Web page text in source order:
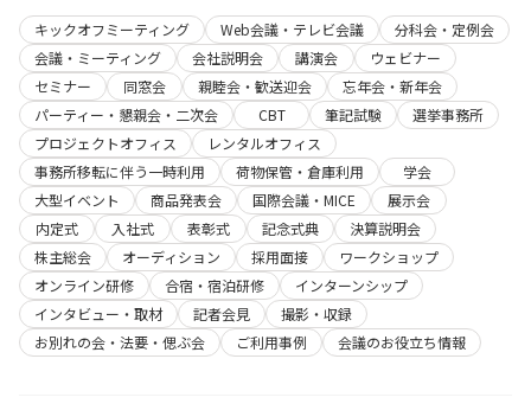
キックオフミーティング
Web会議・テレビ会議
分科会・定例会
会議・ミーティング
会社説明会 講演会
ウェビナー
セミナー
同窓会 親睦会・歓送迎会
忘年会・新年会
パーティー・懇親会・二次会
CBT 筆記試験
選挙事務所
プロジェクトオフィス
レンタルオフィス
事務所移転に伴う一時利用
荷物保管・倉庫利用
学会
大型イベント
商品発表会 国際会議・MICE
展示会
内定式
入社式 表彰式 記念式典
決算説明会
株主総会
オーディション 採用面接
ワークショップ
オンライン研修
合宿・宿泊研修
インターンシップ
インタビュー・取材
記者会見
撮影・収録
お別れの会・法要・偲ぶ会
ご利用事例 会議のお役立ち情報